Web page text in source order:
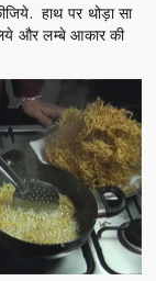
हाथ पर थोड़ा सा
और लम्बे आकार की